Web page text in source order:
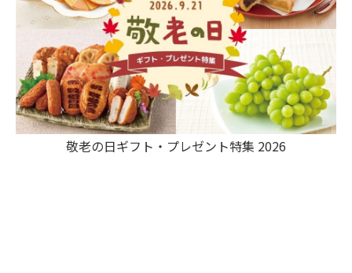
敬老の日ギフト・プレゼント特集 2026